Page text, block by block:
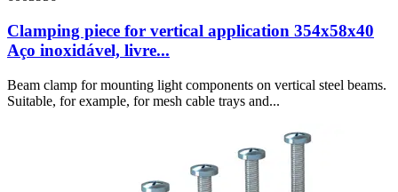
Clamping piece for vertical application 354x58x40
Aço inoxidável, livre...
Beam clamp for mounting light components on vertical steel beams.
Suitable, for example, for mesh cable trays and...